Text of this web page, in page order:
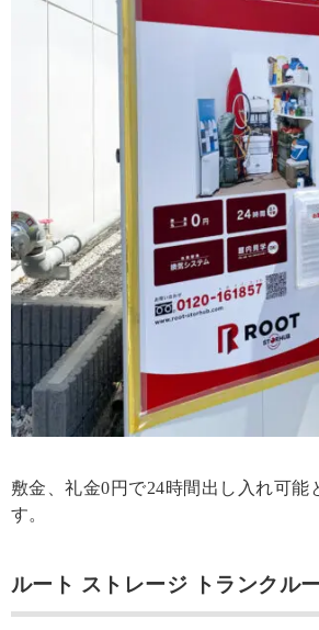
敷金、礼金0円で24時間出し入れ可能
す。
ルート ストレージ トランクル